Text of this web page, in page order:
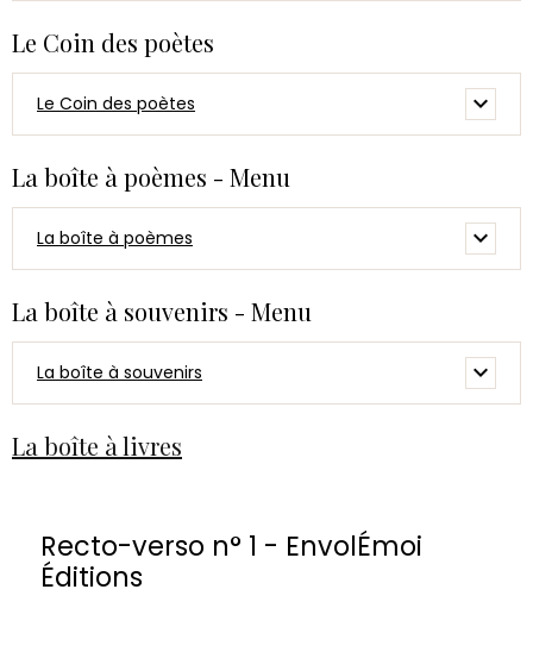
Le Coin des poètes
Le Coin des poètes
La boîte à poèmes - Menu
La boîte à poèmes
La boîte à souvenirs - Menu
La boîte à souvenirs
La boîte à livres
Recto-verso n° 1 - EnvolÉmoi
Éditions